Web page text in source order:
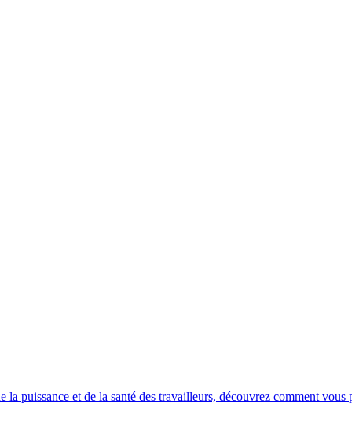
puissance et de la santé des travailleurs, découvrez comment